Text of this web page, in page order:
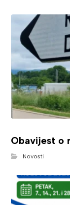
Obavijest o
Novosti